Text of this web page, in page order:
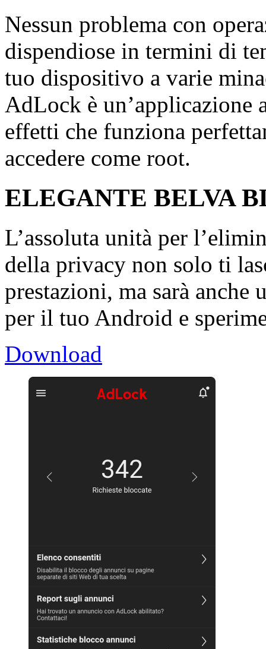
Nessun problema con
dispendiose in termini di
tuo dispositivo a varie
AdLock è un’applicazione
effetti che funziona
accedere come root.
ELEGANTE BELVA
L’assoluta unità per
della privacy non solo ti
prestazioni, ma sarà
per il tuo Android e
Download